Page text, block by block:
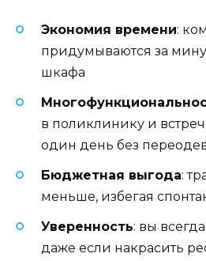
Экономия времени:
придумываются за
шкафа
в поликлинику и
один день без
Бюджетная выгода:
меньше, избегая
Уверенность: вы
даже если накрасить